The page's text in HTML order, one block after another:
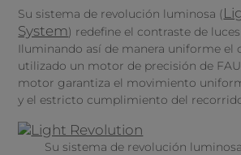
Su sistema de revolución luminosa (
System) redefine el contraste de
Iluminando así de manera uniforme el
utilizado un motor de precisión de
motor garantiza el movimiento
y el estricto cumplimiento del
Su sistema de revolución